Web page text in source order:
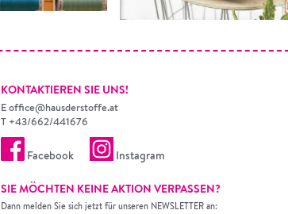
KONTAKTIEREN SIE UNS!
Eoffice@hausderstoffe.at
T +43/662/441676
Facebook Instagram
SIE MÖCHTEN KEINE AKTION VERPASSEN?
Dann melden Sie sich jetzt für unseren NEWSLETTER an: